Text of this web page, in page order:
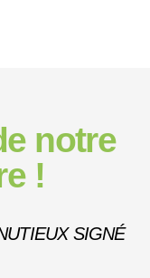
notre
!
SIGNÉ